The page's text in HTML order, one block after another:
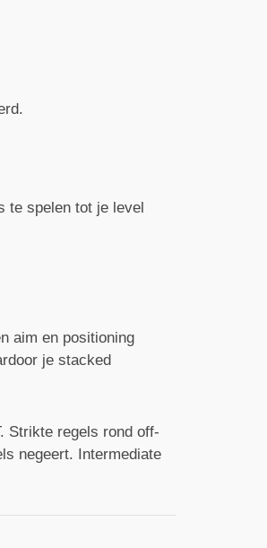
te spelen tot je level
aim en positioning
je stacked
Strikte regels rond off-
negeert. Intermediate